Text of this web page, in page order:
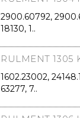
2900.60792,
18130, 1..
RULMENT 1305
1602.23002,
63277, 7..